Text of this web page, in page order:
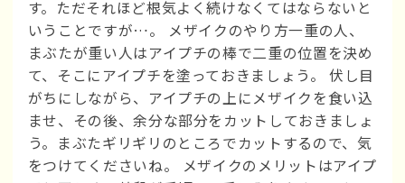
す。ただそれほど根気よく続けなくてはならないと
いうことですが…。 メザイクのやり方一重の人、
まぶたが重い人はアイプチの棒で二重の位置を決め
て、そこにアイプチを塗っておきましょう。 伏し目
がちにしながら、アイプチの上にメザイクを食い込
ませ、その後、余分な部分をカットしておきましょ
う。まぶたギリギリのところでカットするので、気
をつけてくださいね。 メザイクのメリットはアイプ